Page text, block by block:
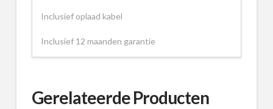
Inclusief oplaad kabel
Inclusief 12 maanden garantie
Gerelateerde Producten